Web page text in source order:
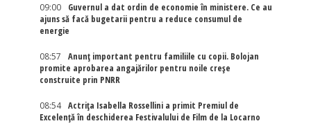
09:00
Guvernul a dat ordin de economie în ministere. Ce au
ajuns să facă bugetarii pentru a reduce consumul de
energie
08:57
Anunț important pentru familiile cu copii. Bolojan
promite aprobarea angajărilor pentru noile creșe
construite prin PNRR
08:54
Actriţa Isabella Rossellini a primit Premiul de
Excelenţă în deschiderea Festivalului de Film de la Locarno